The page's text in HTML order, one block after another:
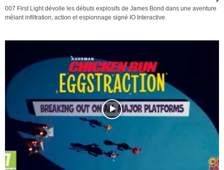
007 First Light dévoile les débuts explosifs de James Bond dans une aventure
mêlant infiltration, action et espionnage signé IO Interactive.